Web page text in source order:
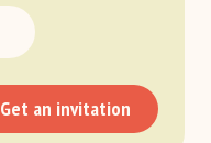
Get an invitation